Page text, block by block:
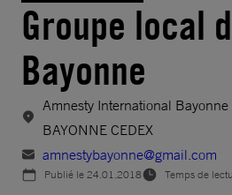
Groupe local
Bayonne
Amnesty International
BAYONNE CEDEX
amnestybayonne@gmail.com
Publié le24.01.2018 Temps de